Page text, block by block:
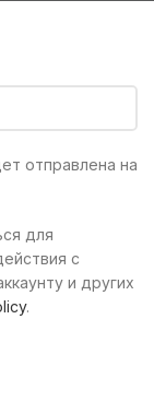
отправлена ​​на
для
с
и других
.